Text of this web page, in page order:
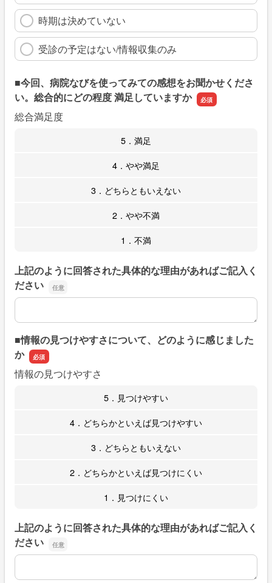
時期は決めていない
受診の予定はない/情報収集のみ
■今回、病院なびを使ってみての感想をお聞かせくださ
い。総合的にどの程度 満足していますか
総合満足度
5．満足
4．やや満足
3．どちらともいえない
2．やや不満
1．不満
上記のように回答された具体的な理由があればご記入く
ださい
上記のように回答された具体的な理由があればご記入くだ
■情報の見つけやすさについて、どのように感じました
か
情報の見つけやすさ
5．見つけやすい
4．どちらかといえば見つけやすい
3．どちらともいえない
2．どちらかといえば見つけにくい
1．見つけにくい
上記のように回答された具体的な理由があればご記入く
ださい
上記のように回答された具体的な理由があればご記入くだ